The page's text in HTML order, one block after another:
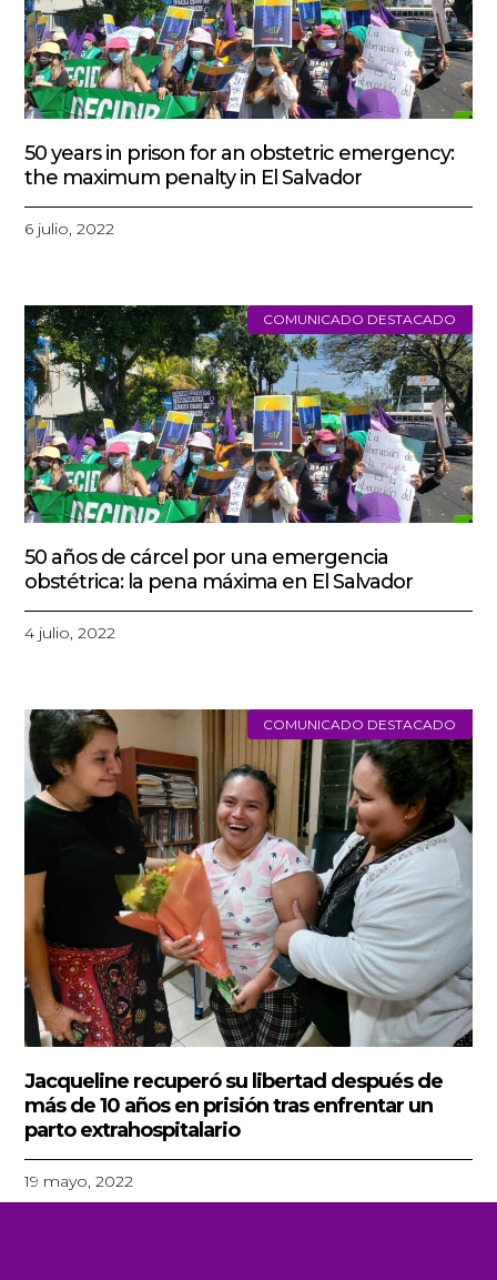
50 years in prison for an obstetric emergency:
the maximum penalty in El Salvador
6 julio, 2022
COMUNICADO DESTACADO
50 años de cárcel por una emergencia
obstétrica: la pena máxima en El Salvador
4 julio, 2022
COMUNICADO DESTACADO
Jacqueline recuperó su libertad después de
más de 10 años en prisión tras enfrentar un
parto extrahospitalario
19 mayo, 2022